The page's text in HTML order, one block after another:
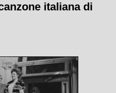
italiana di